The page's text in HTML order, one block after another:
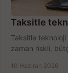
Taksitle
Taksitle teknoloji
zaman riskli,
10 Haziran 2026